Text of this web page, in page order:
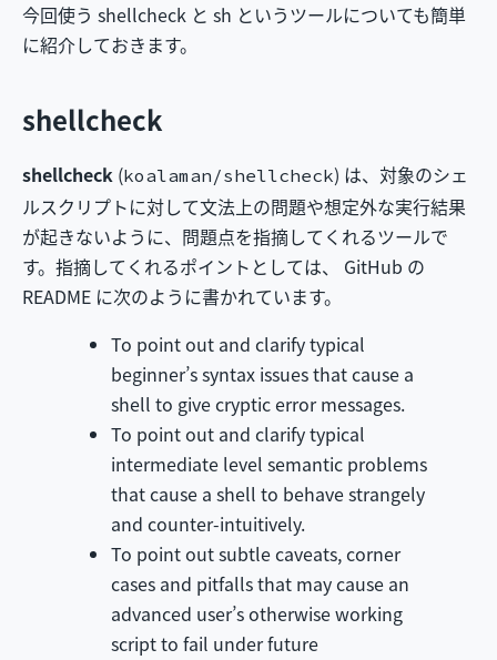
今回使う shellcheck と sh というツールについても簡単
に紹介しておきます。
shellcheck
shellcheck (koalaman/shellcheck) は、対象のシェ
ルスクリプトに対して文法上の問題や想定外な実行結果
が起きないように、問題点を指摘してくれるツールで
す。指摘してくれるポイントとしては、 GitHub の
README に次のように書かれています。
To point out and clarify typical
beginner’s syntax issues that cause a
shell to give cryptic error messages.
To point out and clarify typical
intermediate level semantic problems
that cause a shell to behave strangely
and counter-intuitively.
To point out subtle caveats, corner
cases and pitfalls that may cause an
advanced user’s otherwise working
script to fail under future